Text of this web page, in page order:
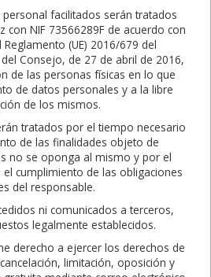
facilitados serán tratados
con NIF 73566289F de acuerdo con
(UE) 2016/679 del
Consejo, de 27 de abril de 2016,
de las personas físicas en lo que
de datos personales y a la libre
de los mismos.
tratados por el tiempo necesario
de las finalidades objeto de
no se oponga al mismo y por el
cumplimiento de las obligaciones
del responsable.
ni comunicados a terceros,
legalmente establecidos.
derecho a ejercer los derechos de
limitación, oposición y